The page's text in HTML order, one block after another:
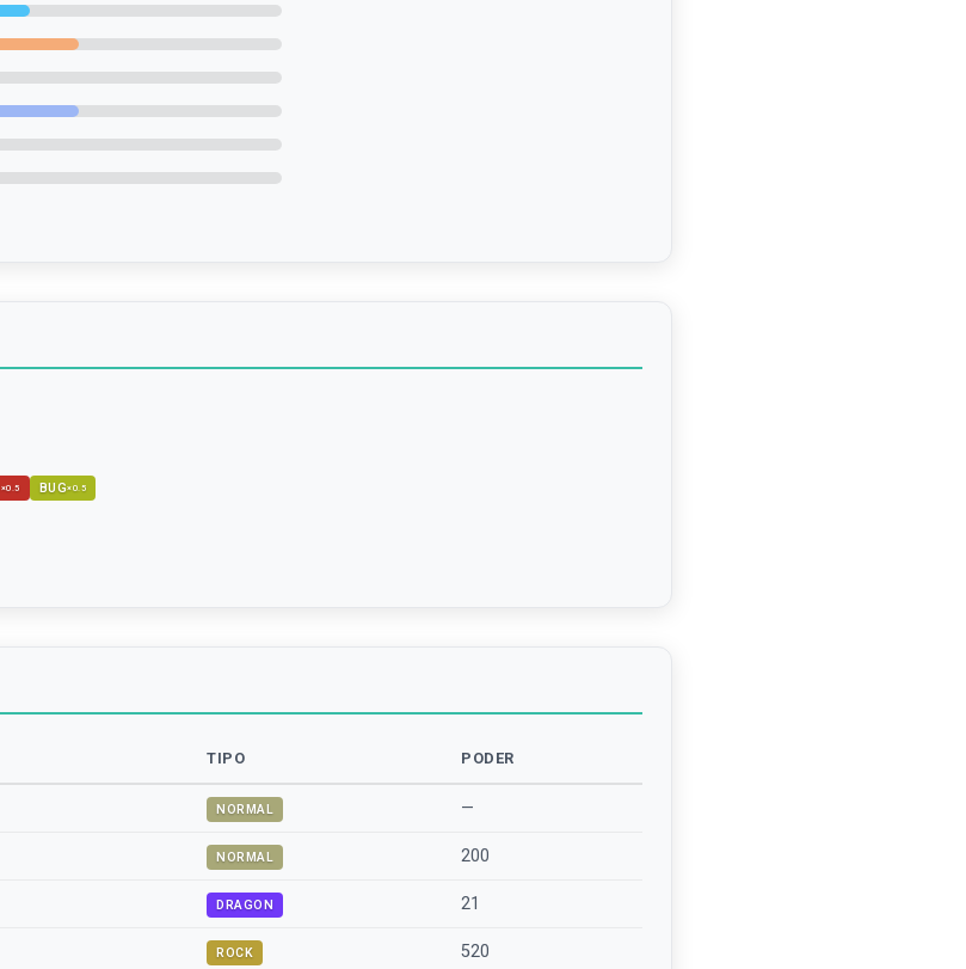
×0.5 BUG×0.5
TIPO PODER
NORMAL —
NORMAL 200
DRAGON 21
ROCK 520